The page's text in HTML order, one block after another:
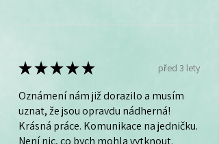
★★★★★ před 3 lety
Oznámení nám již dorazilo a musím
uznat, že jsou opravdu nádherná!
Krásná práce. Komunikace na jedničku.
Není nic, co bych mohla vytknout.